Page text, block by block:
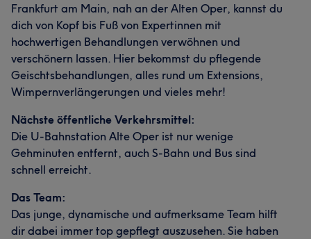
Frankfurt am Main, nah an der Alten Oper, kannst du
dich von Kopf bis Fuß von Expertinnen mit
hochwertigen Behandlungen verwöhnen und
verschönern lassen. Hier bekommst du pflegende
Geischtsbehandlungen, alles rund um Extensions,
Wimpernverlängerungen und vieles mehr!
Nächste öffentliche Verkehrsmittel:
Die U-Bahnstation Alte Oper ist nur wenige
Gehminuten entfernt, auch S-Bahn und Bus sind
schnell erreicht.
Das Team:
Das junge, dynamische und aufmerksame Team hilft
dir dabei immer top gepflegt auszusehen. Sie haben